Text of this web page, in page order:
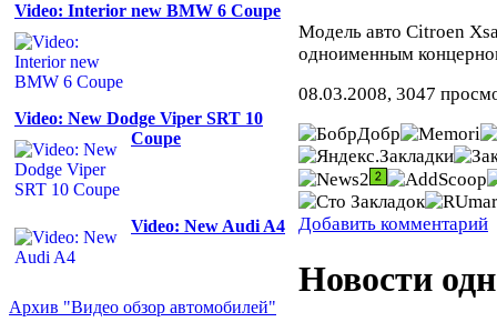
Video: Interior new BMW 6 Coupe
Video: New Dodge Viper SRT 10
Coupe
Video: New Audi A4
Архив "Видео обзор автомобилей"
Модель авто Citroen
одноименным
08.03.2008, 3047
Добавить комментарий
Новости